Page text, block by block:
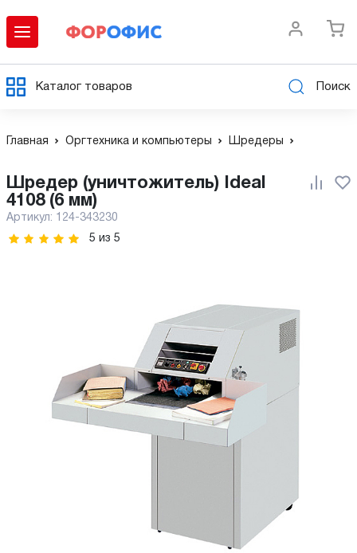
Каталог товаров Поиск
Главная Оргтехника и компьютеры Шредеры
Шредер (уничтожитель) Ideal
4108 (6 мм)
Артикул: 124-343230
5 из 5